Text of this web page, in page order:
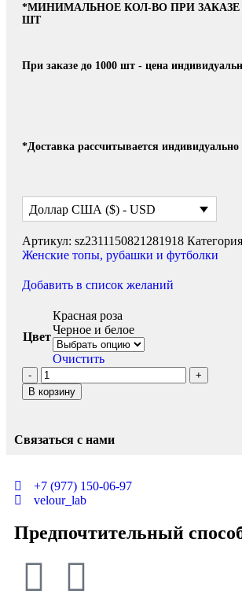
*МИНИМАЛЬНОЕ КОЛ-ВО ПРИ ЗАКАЗЕ
ШТ
При заказе до 1000 шт - цена
*Доставка рассчитывается индивидуально
Доллар США ($) - USD
Артикул: sz2311150821281918
Женские топы, рубашки и футболки
Добавить в список желаний
Цвет
Красная роза
Черное и белое
Очистить
В корзину
Связаться с нами
+7 (977) 150-06-97
velour_lab
Предпочтительный